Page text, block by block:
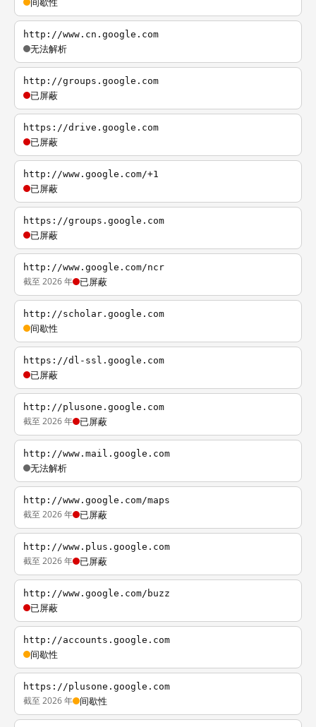
http://www.cn.google.com
无法解析
http://groups.google.com
已屏蔽
https://drive.google.com
已屏蔽
http://www.google.com/+1
已屏蔽
https://groups.google.com
已屏蔽
http://www.google.com/ncr
截至 2026 年 已屏蔽
http://scholar.google.com
间歇性
https://dl-ssl.google.com
已屏蔽
http://plusone.google.com
截至 2026 年 已屏蔽
http://www.mail.google.com
无法解析
http://www.google.com/maps
截至 2026 年 已屏蔽
http://www.plus.google.com
截至 2026 年 已屏蔽
http://www.google.com/buzz
已屏蔽
http://accounts.google.com
间歇性
https://plusone.google.com
截至 2026 年 间歇性